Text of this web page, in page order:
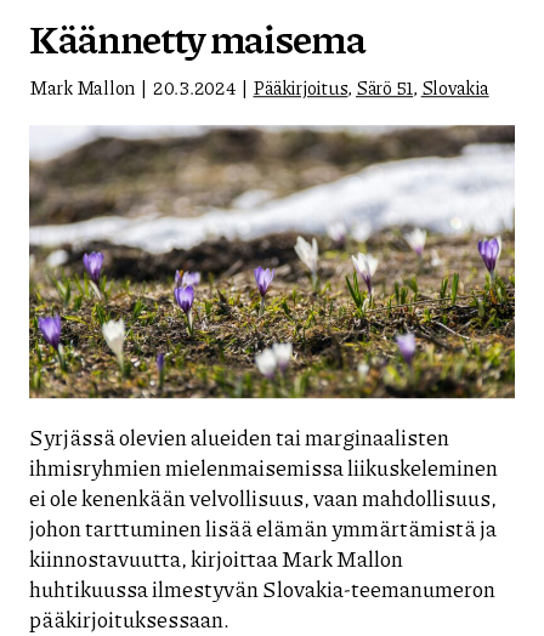
Käännetty maisema
Mark Mallon 20.3.2024 Pääkirjoitus, Särö 51, Slovakia
Syrjässä olevien alueiden tai marginaalisten
ihmisryhmien mielenmaisemissa liikuskeleminen
ei ole kenenkään velvollisuus, vaan mahdollisuus,
johon tarttuminen lisää elämän ymmärtämistä ja
kiinnostavuutta, kirjoittaa Mark Mallon
huhtikuussa ilmestyvän Slovakia-teemanumeron
pääkirjoituksessaan.